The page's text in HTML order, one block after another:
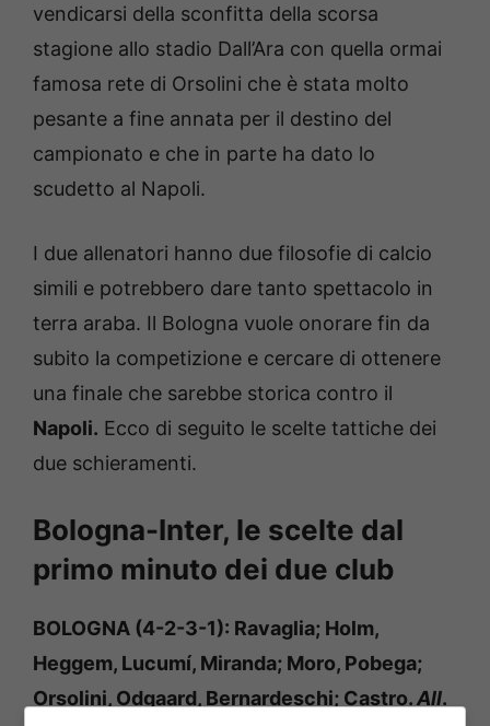
vendicarsi della sconfitta della scorsa
stagione allo stadio Dall’Ara con quella ormai
famosa rete di Orsolini che è stata molto
pesante a fine annata per il destino del
campionato e che in parte ha dato lo
scudetto al Napoli.
I due allenatori hanno due filosofie di calcio
simili e potrebbero dare tanto spettacolo in
terra araba. Il Bologna vuole onorare fin da
subito la competizione e cercare di ottenere
una finale che sarebbe storica contro il
Napoli. Ecco di seguito le scelte tattiche dei
due schieramenti.
Bologna-Inter, le scelte dal
primo minuto dei due club
BOLOGNA (4-2-3-1): Ravaglia; Holm,
Heggem, Lucumí, Miranda; Moro, Pobega;
Orsolini, Odgaard, Bernardeschi; Castro.All.